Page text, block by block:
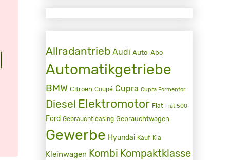
Allradantrieb Audi Auto-Abo
Automatikgetriebe
BMW Citroën Coupé Cupra Cupra Formentor
Diesel Elektromotor Fiat Fiat 500
Ford Gebrauchtleasing Gebrauchtwagen
Gewerbe Hyundai Kauf Kia
Kleinwagen Kombi Kompaktklasse